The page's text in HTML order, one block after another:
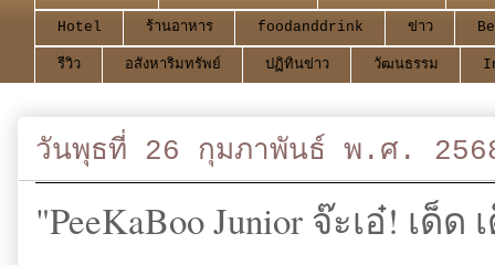
Hotel ร้านอาหาร foodanddrink ข่าว
รีวิว อสังหาริมทรัพย์ ปฏิทินข่าว วัฒนธรรม
วันพุธที่ 26 กุมภาพันธ์ พ.ศ.
"PeeKaBoo Junior จ๊ะเอ๋! เด็ด